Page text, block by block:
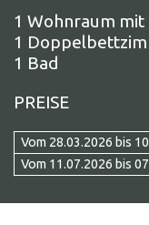
1 Wohnraum mit
1
1 Bad
PREISE
Vom 28.03.2026 bis
Vom 11.07.2026 bis